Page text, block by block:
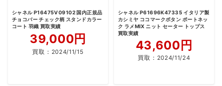
シャネル P16475V09102 国内正規品
チョコバー チェック柄 スタンドカラー
コート 羽織 買取実績
39,000円
買取： 2024/11/15
シャネル P61696K47335 イタリア製
カシミヤ ココマークボタン ポートネッ
ク ラメMIX ニット セーター トップス
買取実績
43,600円
買取： 2024/11/24